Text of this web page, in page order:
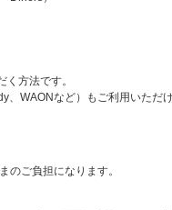
方法です。
WAONなど）もご利用いただけ
のご負担になります。